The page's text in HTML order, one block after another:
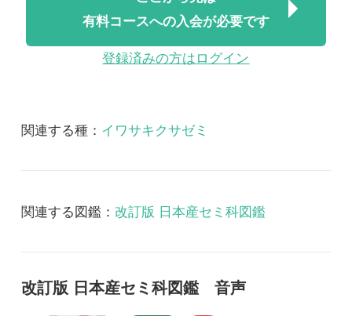
関連する図鑑：
昆虫 FREE 2018/07/06
改訂版日本産セミ科図鑑 音
昆虫 2018/07/06